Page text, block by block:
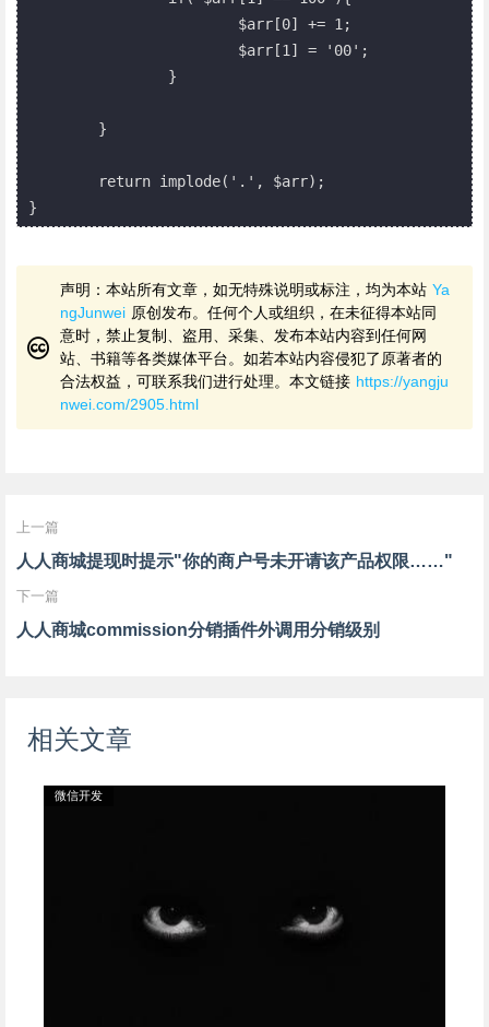
声明：本站所有文章，如无特殊说明或标注，均为本站 Ya
ngJunwei 原创发布。任何个人或组织，在未征得本站同
意时，禁止复制、盗用、采集、发布本站内容到任何网
站、书籍等各类媒体平台。如若本站内容侵犯了原著者的
合法权益，可联系我们进行处理。本文链接 https://yangju
nwei.com/2905.html
上一篇
人人商城提现时提示"你的商户号未开请该产品权限……"
下一篇
人人商城commission分销插件外调用分销级别
相关文章
微信开发